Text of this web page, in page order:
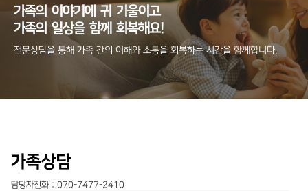
가족의 이야기에 귀 기울이고
가족의 일상을 함께 회복해요!
전문상담을 통해 가족 간의 이해와 소통을 회복하는 시간을 함께합니다.
가족상담
담당자전화 : 070-7477-2410